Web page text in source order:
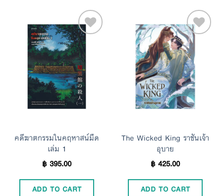
Add to
Wishlist
คดีฆาตกรรมในคฤหาสน์มืด
เล่ม 1
฿395.00
ADD TO CART
Add to
Wishlist
The Wicked King ราชันเจ้า
อุบาย
฿425.00
ADD TO CART